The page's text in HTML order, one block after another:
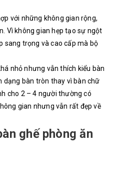
với những không gian rộng,
Vì không gian hẹp tạo sự ngột
sang trọng và cao cấp mà bộ
nhỏ nhưng vẫn thích kiểu bàn
dạng bàn tròn thay vì bàn chữ
cho 2 – 4 người thường có
gian nhưng vẫn rất đẹp về
ghế phòng ăn